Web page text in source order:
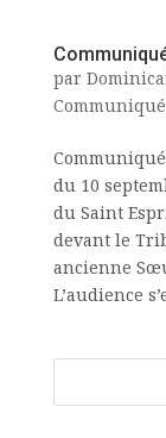
par
Communiqué
du 10
du Saint
devant le
ancienne
L’audience